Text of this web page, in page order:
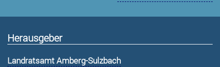
Herausgeber
Landratsamt Amberg-Sulzbach